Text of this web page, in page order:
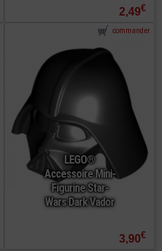
2,49€
LEGO®
Accessoire Mini-
Figurine Star-
Wars Dark Vador
3,90€
commander